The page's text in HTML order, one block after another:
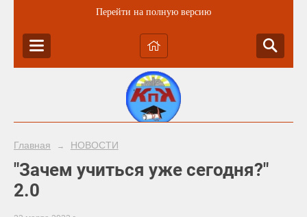
Перейти на полную версию
Главная → НОВОСТИ
"Зачем учиться уже сегодня?"
2.0